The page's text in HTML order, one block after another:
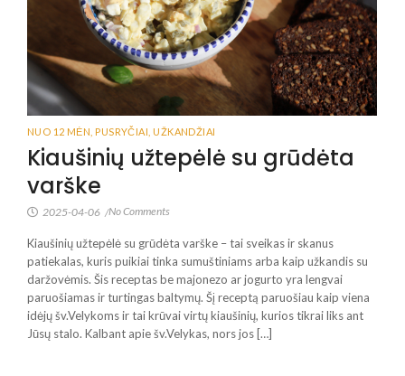
NUO 12 MĖN PUSRYČIAI UŽKANDŽIAI
Kiaušinių užtepėlė su grūdėta
varške
2025-04-06 /No Comments
Kiaušinių užtepėlė su grūdėta varške – tai sveikas ir skanus
patiekalas, kuris puikiai tinka sumuštiniams arba kaip užkandis su
daržovėmis. Šis receptas be majonezo ar jogurto yra lengvai
paruošiamas ir turtingas baltymų. Šį receptą paruošiau kaip viena
idėjų šv.Velykoms ir tai krūvai virtų kiaušinių, kurios tikrai liks ant
Jūsų stalo. Kalbant apie šv.Velykas, nors jos […]